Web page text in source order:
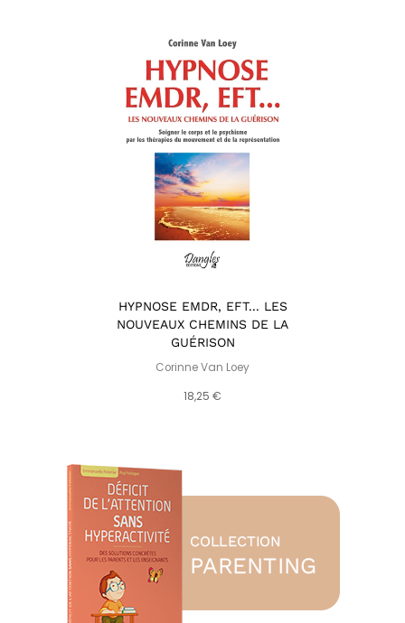
HYPNOSE EMDR, EFT... LES
NOUVEAUX CHEMINS DE LA
GUÉRISON
Corinne Van Loey
18,25 €